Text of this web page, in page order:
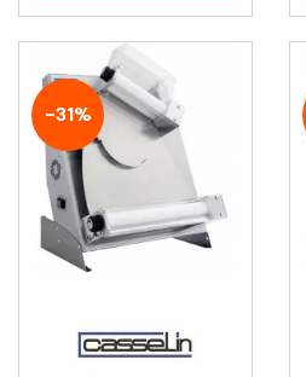
-31%